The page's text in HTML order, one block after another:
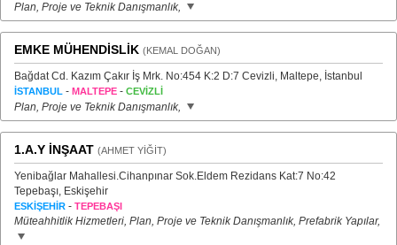
Plan, Proje ve Teknik Danışmanlık,
EMKE MÜHENDİSLİK (KEMAL DOĞAN)
Bağdat Cd. Kazım Çakır İş Mrk. No:454 K:2 D:7 Cevizli, Maltepe, İstanbul
İSTANBUL - MALTEPE - CEVİZLİ
Plan, Proje ve Teknik Danışmanlık,
1.A.Y İNŞAAT (AHMET YİĞİT)
Yenibağlar Mahallesi.Cihanpınar Sok.Eldem Rezidans Kat:7 No:42
Tepebaşı, Eskişehir
ESKİŞEHİR - TEPEBAŞI
Müteahhitlik Hizmetleri, Plan, Proje ve Teknik Danışmanlık, Prefabrik Yapılar,